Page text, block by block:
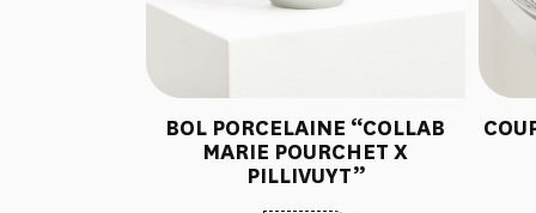
BOL PORCELAINE “COLLAB
MARIE POURCHET X
PILLIVUYT”